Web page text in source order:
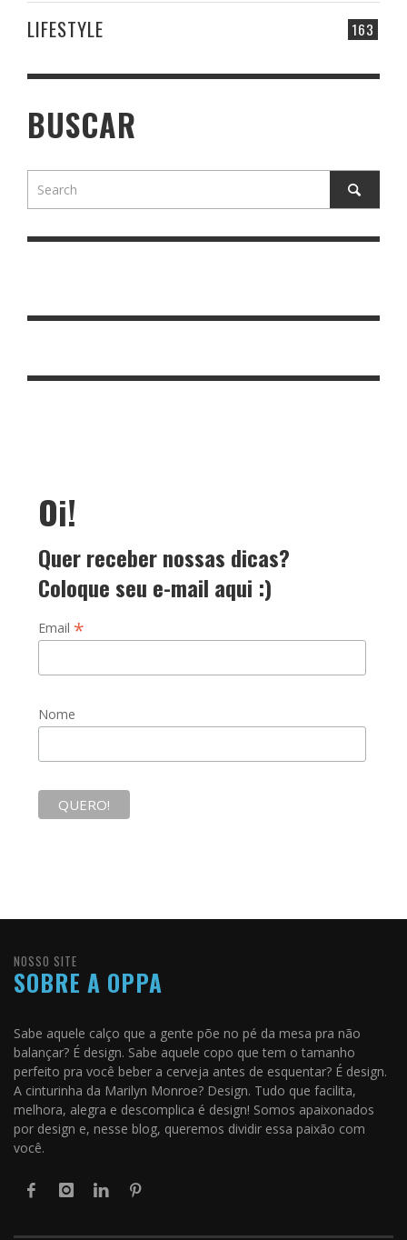
163
LIFESTYLE
BUSCAR
Oi!
Quer receber nossas dicas?
Coloque seu e-mail aqui :)
Email *
Nome
NOSSO SITE
SOBRE A OPPA
Sabe aquele calço que a gente põe no pé da mesa pra não
balançar? É design. Sabe aquele copo que tem o tamanho
perfeito pra você beber a cerveja antes de esquentar? É design.
A cinturinha da Marilyn Monroe? Design. Tudo que facilita,
melhora, alegra e descomplica é design! Somos apaixonados
por design e, nesse blog, queremos dividir essa paixão com
você.